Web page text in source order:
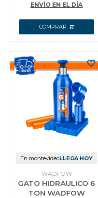
ENVÍO EN EL DÍA
En montevideoLLEGA HOY
WADFOW
GATO HIDRAULICO 6
TON WADFOW